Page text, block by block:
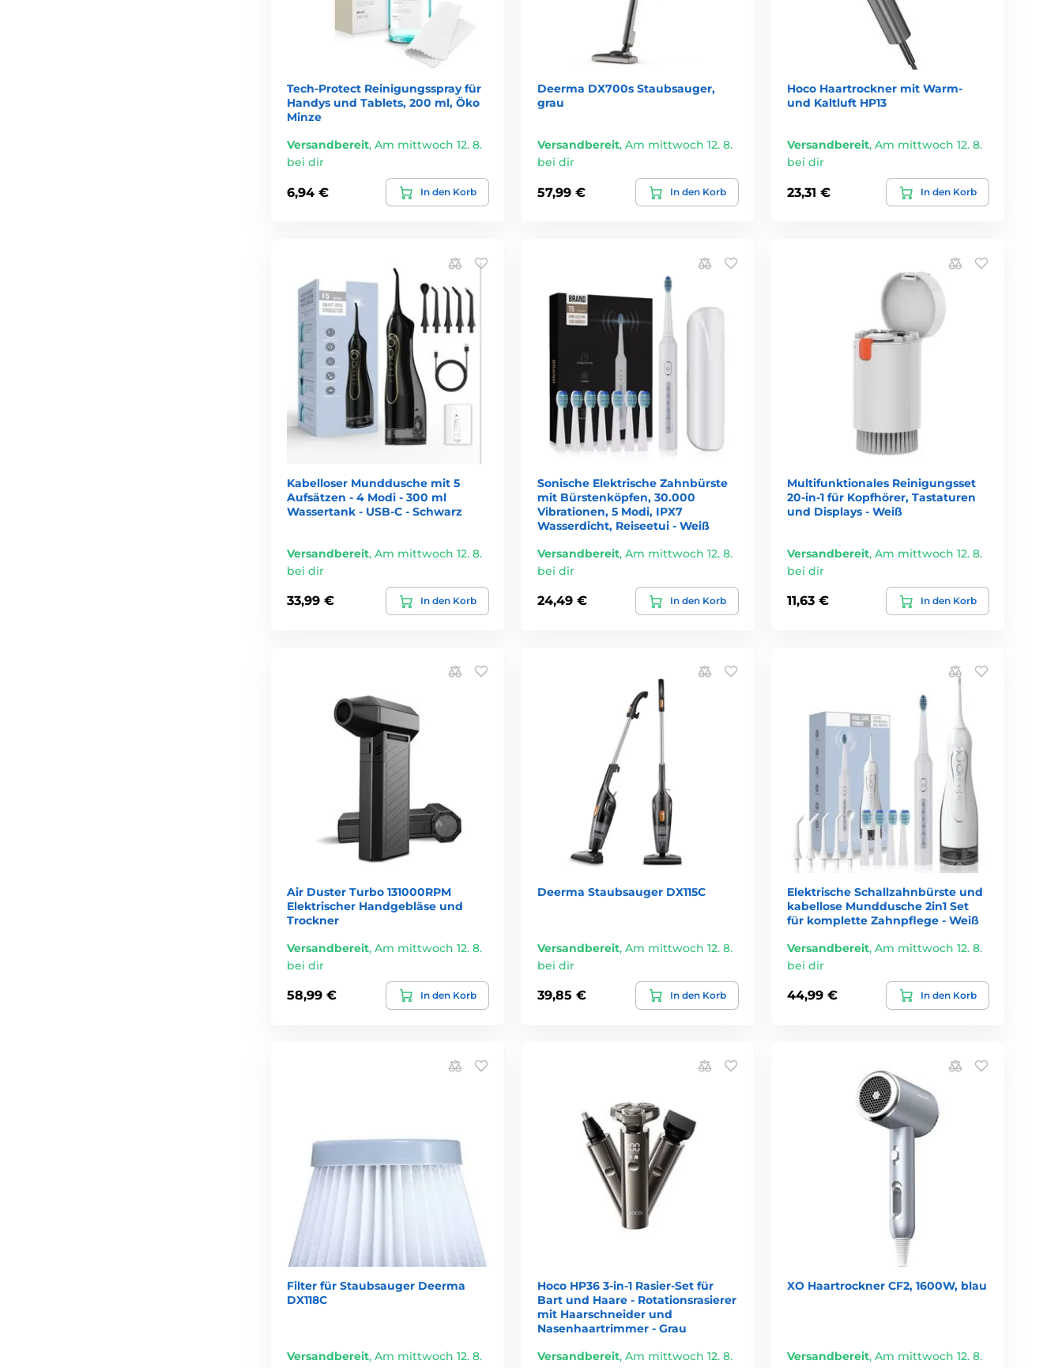
Tech-Protect Reinigungsspray für
Handys und Tablets, 200 ml, Öko
Minze
Versandbereit, Am mittwoch 12. 8.
bei dir
6,94 € In den Korb
Deerma DX700s Staubsauger,
grau
Versandbereit, Am mittwoch 12. 8.
bei dir
57,99 € In den Korb
Hoco Haartrockner mit Warm-
und Kaltluft HP13
Versandbereit,Am mittwoch 12. 8.
bei dir
23,31 € In den Korb
Kabelloser Munddusche mit 5
Aufsätzen - 4 Modi - 300 ml
Wassertank - USB-C - Schwarz
Versandbereit, Am mittwoch 12. 8.
bei dir
33,99 € In den Korb
Sonische Elektrische Zahnbürste
mit Bürstenköpfen, 30.000
Vibrationen, 5 Modi, IPX7
Wasserdicht, Reiseetui - Weiß
Versandbereit, Am mittwoch 12. 8.
bei dir
24,49 € In den Korb
Multifunktionales Reinigungsset
20-in-1 für Kopfhörer, Tastaturen
und Displays - Weiß
Versandbereit,Am mittwoch 12. 8.
bei dir
11,63 € In den Korb
Air Duster Turbo 131000RPM
Elektrischer Handgebläse und
Trockner
Versandbereit, Am mittwoch 12. 8.
bei dir
58,99 € In den Korb
Deerma Staubsauger DX115C
Versandbereit, Am mittwoch 12. 8.
bei dir
39,85 € In den Korb
Elektrische Schallzahnbürste und
kabellose Munddusche 2in1 Set
für komplette Zahnpflege - Weiß
Versandbereit,Am mittwoch 12. 8.
bei dir
44,99 € In den Korb
Filter für Staubsauger Deerma
DX118C
Versandbereit, Am mittwoch 12. 8.
Hoco HP36 3-in-1 Rasier-Set für
Bart und Haare - Rotationsrasierer
mit Haarschneider und
Nasenhaartrimmer - Grau
Versandbereit, Am mittwoch 12. 8.
XO Haartrockner CF2, 1600W, blau
Versandbereit,Am mittwoch 12. 8.